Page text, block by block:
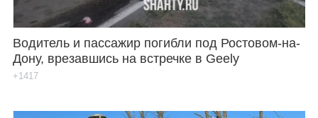
Водитель и пассажир погибли под Ростовом-на-
Дону, врезавшись на встречке в Geely
+1417